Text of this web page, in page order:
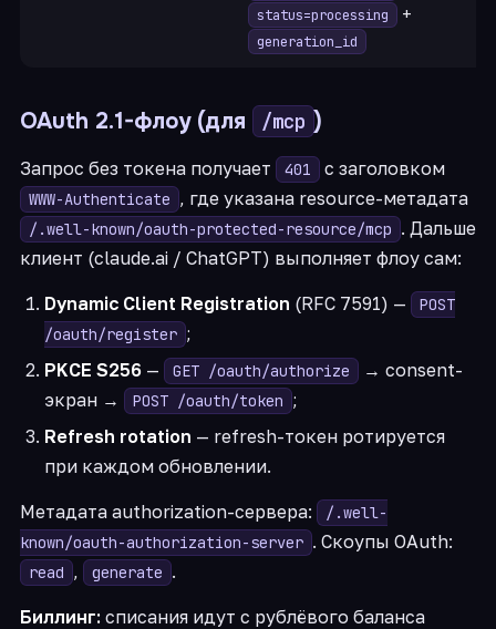
status=processing
+
generation_id
OAuth 2.1-флоу (для /mcp )
Запрос без токена получает 401 с заголовком
WWW-Authenticate , где указана resource-метадата
/.well-known/oauth-protected-resource/mcp . Дальше
клиент (claude.ai / ChatGPT) выполняет флоу сам:
Dynamic Client Registration (RFC 7591) —
POST
/oauth/register ;
PKCE S256 — GET /oauth/authorize
→ consent-
экран →
POST /oauth/token ;
Refresh rotation — refresh-токен ротируется
при каждом обновлении.
Метадата authorization-сервера:
/.well-
known/oauth-authorization-server . Скоупы OAuth:
read , generate .
Биллинг: списания идут с рублёвого баланса